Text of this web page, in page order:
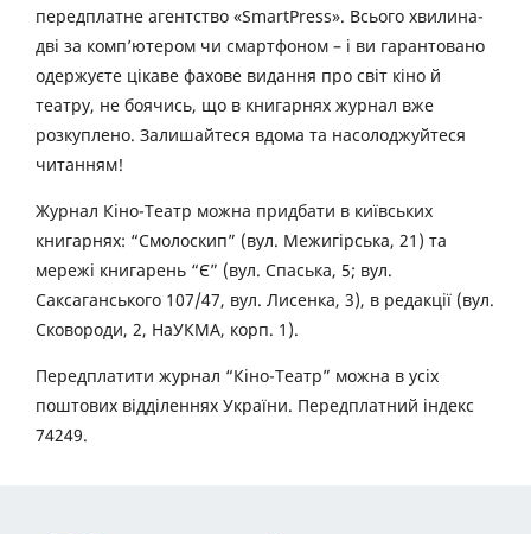
передплатне агентство «SmartPress». Всього хвилина-
дві за комп’ютером чи смартфоном – і ви гарантовано
одержуєте цікаве фахове видання про світ кіно й
театру, не боячись, що в книгарнях журнал вже
розкуплено. Залишайтеся вдома та насолоджуйтеся
читанням!
Журнал Кіно-Театр можна придбати в київських
книгарнях: “Смолоскип” (вул. Межигірська, 21) та
мережі книгарень “Є” (вул. Спаська, 5; вул.
Саксаганського 107/47, вул. Лисенка, 3), в редакції (вул.
Сковороди, 2, НаУКМА, корп. 1).
Передплатити журнал “Кіно-Театр” можна в усіх
поштових відділеннях України. Передплатний індекс
74249.